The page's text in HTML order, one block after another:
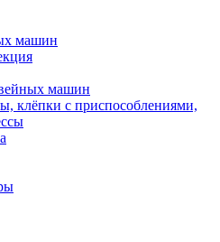
машин
машин
клёпки с приспособлениями,